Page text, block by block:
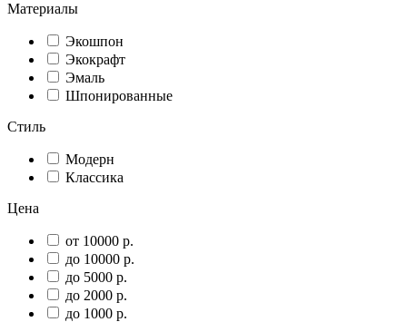
Материалы
Экошпон
Экокрафт
Эмаль
Шпонированные
Стиль
Модерн
Классика
Цена
от 10000 р.
до 10000 р.
до 5000 р.
до 2000 р.
до 1000 р.